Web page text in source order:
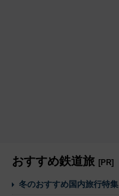
おすすめ鉄道旅 [PR]
冬のおすすめ国内旅行特集